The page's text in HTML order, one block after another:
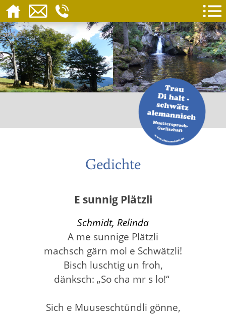
Gedichte
E sunnig Plätzli
Schmidt, Relinda
A me sunnige Plätzli
machsch gärn mol e Schwätzli!
Bisch luschtig un froh,
dänksch: „So cha mr s lo!“
Sich e Muuseschtündli gönne,